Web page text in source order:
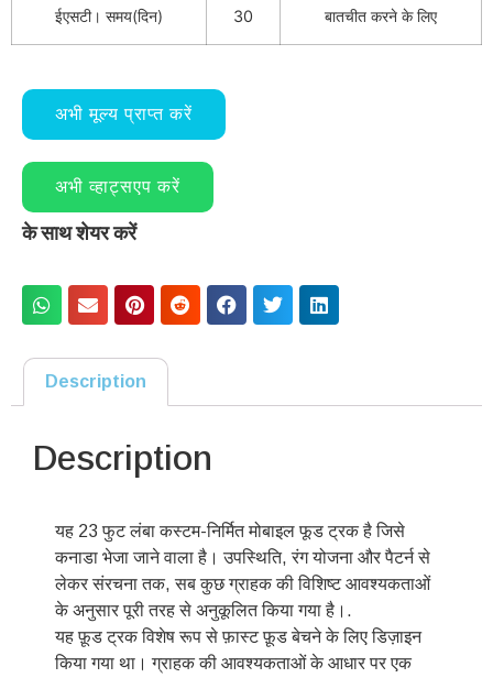
ईएसटी। समय(दिन) 30 बातचीत करने के लिए
अभी मूल्य प्राप्त करें
अभी व्हाट्सएप करें
के साथ शेयर करें
Description
Description
यह 23 फुट लंबा कस्टम-निर्मित मोबाइल फूड ट्रक है जिसे
कनाडा भेजा जाने वाला है। उपस्थिति, रंग योजना और पैटर्न से
लेकर संरचना तक, सब कुछ ग्राहक की विशिष्ट आवश्यकताओं
के अनुसार पूरी तरह से अनुकूलित किया गया है।.
यह फ़ूड ट्रक विशेष रूप से फ़ास्ट फ़ूड बेचने के लिए डिज़ाइन
किया गया था। ग्राहक की आवश्यकताओं के आधार पर एक